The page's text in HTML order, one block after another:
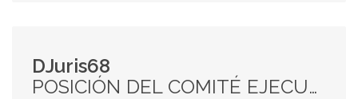
DJuris68
POSICIÓN DEL COMITÉ EJECUTIVO DE LA ASOCIACIÓN ARGENTINA DE DERECHO PROCESAL SOBRE LOS PROYECTOS DEL PODER EJECUTIVO SOBRE “JUSTICIA DEMOCRÁTICA”.